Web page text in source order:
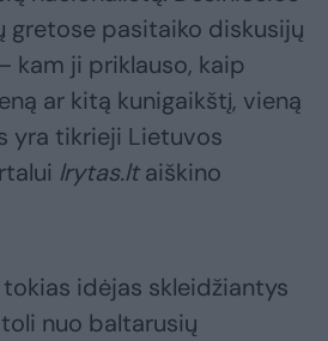
gretose pasitaiko diskusijų
kam ji priklauso, kaip
ar kitą kunigaikštį, vieną
yra tikrieji Lietuvos
lrytas.ltaiškino
idėjas skleidžiantys
nuo baltarusių